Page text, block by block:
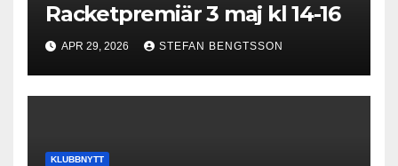
Racketpremiär 3 maj kl 14-16
APR 29, 2026 STEFAN BENGTSSON
KLUBBNYTT